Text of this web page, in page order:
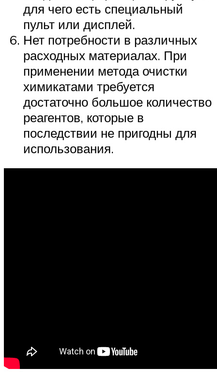
для чего есть специальный
пульт или дисплей.
Нет потребности в различных
расходных материалах. При
применении метода очистки
химикатами требуется
достаточно большое количество
реагентов, которые в
последствии не пригодны для
использования.